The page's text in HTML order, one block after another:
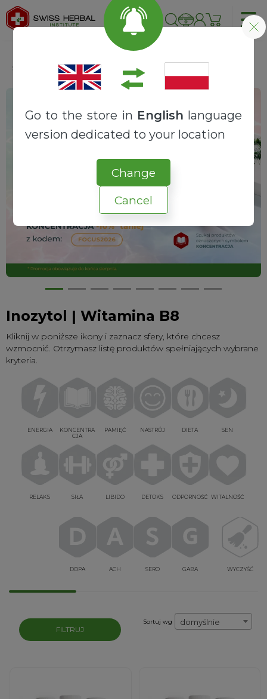
Go to the store in English language
version dedicated to your location
Change
Cancel
Strona główna Składniki Inozytol | Witamina B8
Inozytol | Witamina B8
Kliknij w poniższe ikony i zaznacz sfery, które chcesz
wzmocnić. Otrzymasz listę produktów spełniających wybrane
kryteria.
ENERGIA
KONCENTRA
CJA
PAMIĘĆ NASTRÓJ DIETA SEN
RELAKS SIŁA LIBIDO DETOKS ODPORNOŚĆ WITALNOŚĆ
DOPA ACH SERO GABA WYCZYŚĆ
FILTRUJ
Sortuj wg domyślnie